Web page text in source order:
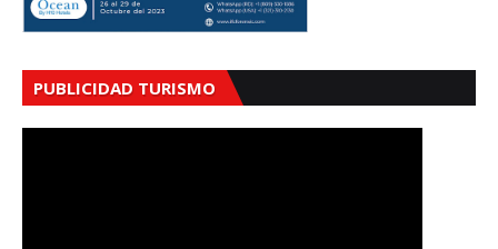
PUBLICIDAD TURISMO